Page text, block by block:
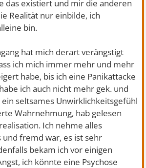
das existiert und mir die anderen
Realität nur einbilde, ich
bin.
hat mich derart verängstigt
ich mich immer mehr und mehr
habe, bis ich eine Panikattacke
ich auch nicht mehr gek. und
seltsames Unwirklichkeitsgefühl
Wahrnehmung, hab gelesen
Ich nehme alles
fremd war, es ist sehr
bekam ich vor einigen
ich könnte eine Psychose